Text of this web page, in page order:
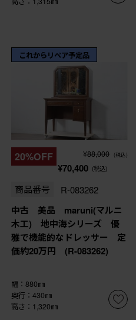
これからリペア予定品
20%OFF ¥88,000 (税込)
¥70,400 (税込)
商品番号 R-083262
中古 美品 maruni(マルニ
木工) 地中海シリーズ 優
雅で機能的なドレッサー 定
価約20万円 (R-083262)
幅：880㎜
奥行：430㎜
高さ：1,320㎜